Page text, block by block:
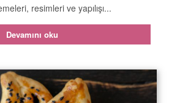
resimleri ve yapılışı...
Devamını oku